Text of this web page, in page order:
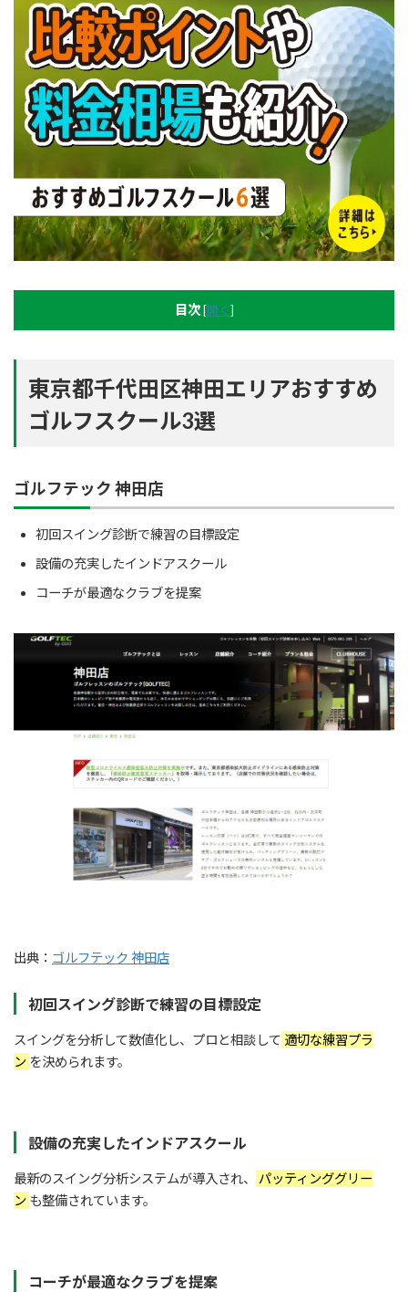
目次 [開く ]
東京都千代田区神田エリアおすすめ
ゴルフスクール3選
ゴルフテック 神田店
初回スイング診断で練習の目標設定
設備の充実したインドアスクール
コーチが最適なクラブを提案
出典： ゴルフテック 神田店
初回スイング診断で練習の目標設定
スイングを分析して数値化し、プロと相談して 適切な練習プラ
ン を決められます。
設備の充実したインドアスクール
最新のスイング分析システムが導入され、
パッティンググリー
ン も整備されています。
コーチが最適なクラブを提案